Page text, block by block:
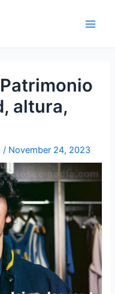
altura,
/ November 24, 2023